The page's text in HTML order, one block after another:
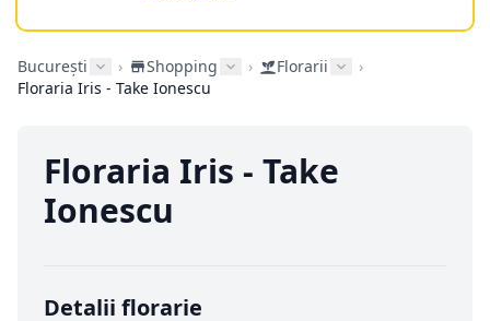
Incepand din anul 2009 clinica isi
ultramodern.
București › Shopping › Florarii
›
Floraria Iris - Take Ionescu
Floraria Iris - Take
Ionescu
Detalii florarie